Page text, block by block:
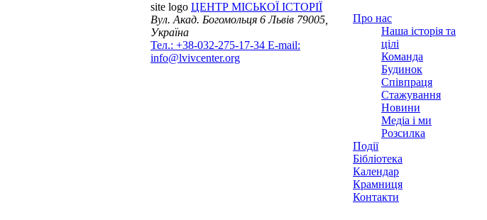
site logo ЦЕНТР МІСЬКОЇ ІСТОРІЇ
Вул. Акад. Богомольця 6Львів 79005,
Україна
Тел.: +38-032-275-17-34 E-mail:
info@lvivcenter.org
Про нас
Наша історія та
цілі
Команда
Будинок
Співпраця
Стажування
Новини
Медіа і ми
Розсилка
Події
Бібліотека
Календар
Крамниця
Контакти